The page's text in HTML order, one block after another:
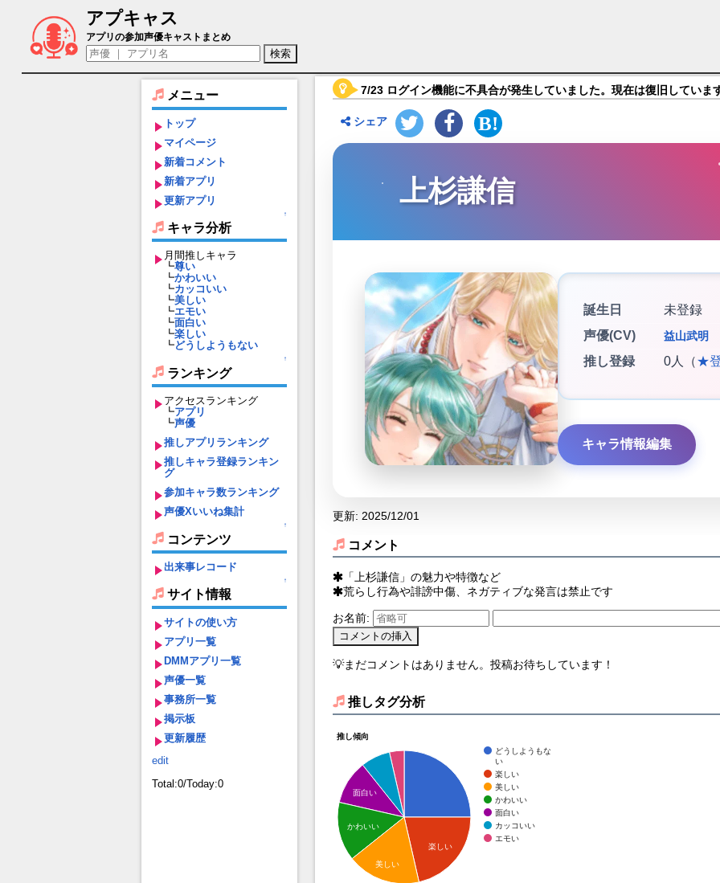
アプキャス
上杉謙信（声優：益山武明)【遙かなる時空の中で 龍宮の神子】キャラ紹介
アプリの参加声優キャストまとめ
メニュー
トップ
マイページ
新着コメント
新着アプリ
更新アプリ
↑
キャラ分析
月間推しキャラ
┗尊い
┗かわいい
┗カッコいい
┗美しい
┗エモい
┗面白い
┗楽しい
┗どうしようもない
↑
ランキング
アクセスランキング
┗アプリ
┗声優
推しアプリランキング
推しキャラ登録ランキン
グ
参加キャラ数ランキング
声優Xいいね集計
↑
コンテンツ
出来事レコード
↑
サイト情報
サイトの使い方
アプリ一覧
DMMアプリ一覧
声優一覧
事務所一覧
掲示板
更新履歴
edit
Total:0/Today:0
7/23 ログイン機能に不具合が発生していました。現在は復旧していま
シェア
上杉謙信
誕生日
未登録
声優(CV)
益山武明
推し登録 0人（★
キャラ情報編集
更新: 2025/12/01
コメント
「上杉謙信」の魅力や特徴など
荒らし行為や誹謗中傷、ネガティブな発言は禁止です
お名前:
💡まだコメントはありません。投稿お待ちしています！
推しタグ分析
推し傾向
どうしようもな
い
楽しい
美しい
かわいい
面白い
カッコいい
エモい
楽しい
面白い
かわいい
美しい